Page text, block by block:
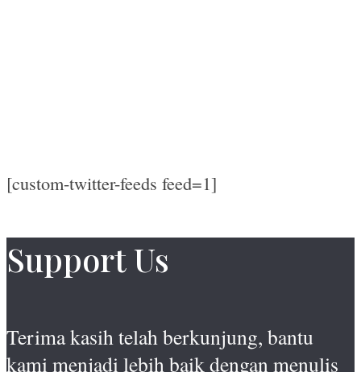
[custom-twitter-feeds feed=1]
Support Us
Terima kasih telah berkunjung, bantu
kami menjadi lebih baik dengan menulis